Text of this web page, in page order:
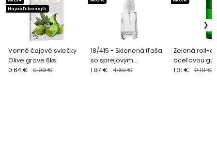
Vonné čajové sviečky
Olive grove 6ks
Najobľúbenejší
0.64 € 0.99 €
18/415 - Sklenená fľaša
so sprejovým
čerpadlom 50ml
1.87 € 4.68 €
Zelená roll-
oceľovou
vrchnákom
1.31 € 2.18 €